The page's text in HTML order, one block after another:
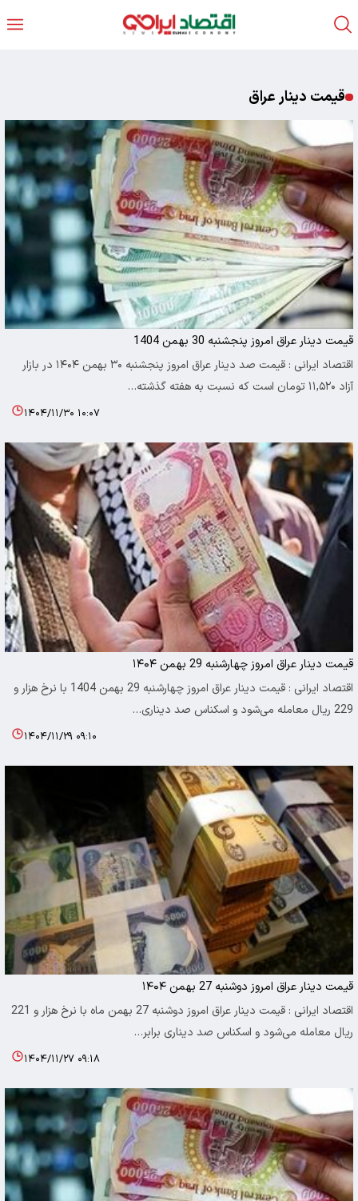
قیمت دینار عراق
قیمت دینار عراق امروز پنجشنبه 30 بهمن 1404
اقتصاد ایرانی : قیمت صد دینار عراق امروز پنجشنبه ۳۰ بهمن ۱۴۰۴ در بازار
آزاد ۱۱,۵۲۰ تومان است که نسبت به هفته گذشته…
۱۴۰۴/۱۱/۳۰ ۱۰:۰۷
قیمت دینار عراق امروز چهارشنبه 29 بهمن ۱۴۰۴
اقتصاد ایرانی : قیمت دینار عراق امروز چهارشنبه 29 بهمن 1404 با نرخ هزار و
229 ریال معامله می‌شود و اسکناس صد دیناری…
۱۴۰۴/۱۱/۲۹ ۰۹:۱۰
قیمت دینار عراق امروز دوشنبه 27 بهمن ۱۴۰۴
اقتصاد ایرانی : قیمت دینار عراق امروز دوشنبه 27 بهمن ماه با نرخ هزار و 221
ریال معامله می‌شود و اسکناس صد دیناری برابر…
۱۴۰۴/۱۱/۲۷ ۰۹:۱۸